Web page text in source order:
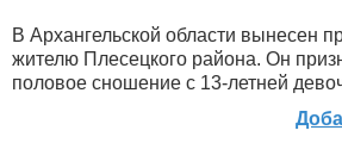
В Архангельской области вынесен
жителю Плесецкого района. Он
половое сношение с 13-летней